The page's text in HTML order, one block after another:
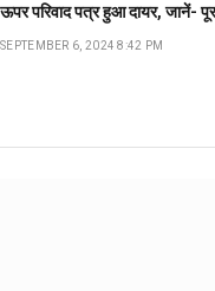
ऊपर परिवाद पत्र हुआ दायर, जानें-
SEPTEMBER 6, 2024 8:42 PM